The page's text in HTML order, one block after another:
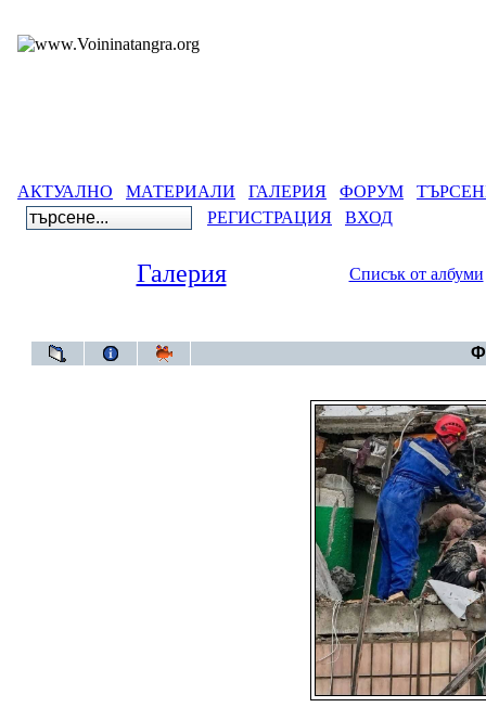
АКТУАЛНО МАТЕРИАЛИ ГАЛЕРИЯ ФОРУМ
РЕГИСТРАЦИЯ
ВХОД
Галерия Списък от албуми